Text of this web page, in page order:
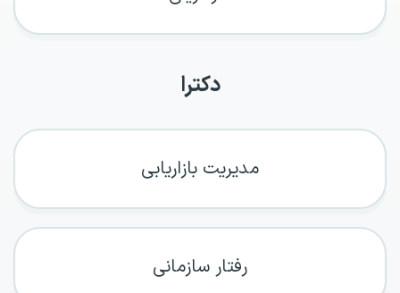
دکترا
مدیریت بازاریابی
رفتار سازمانی